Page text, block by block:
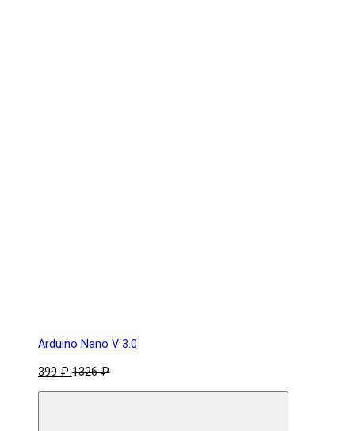
Arduino Nano V 3.0
399 ₽ 1326 ₽